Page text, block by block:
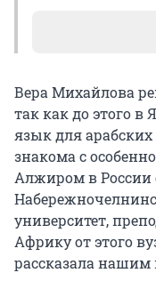
Российской
национальными
стран-
российской
международного
Министерства
Федерации,
специалисты
методическую
Вера Михайлова
так как до этого в
язык для
знакома с
Алжиром в России
университет,
Африку от этого
рассказала нашим